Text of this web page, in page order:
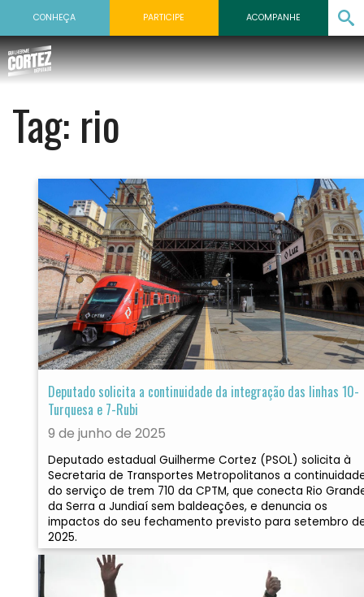
CONHEÇA PARTICIPE ACOMPANHE
Tag: rio
Deputado solicita a continuidade da integração das linhas 10-
Turquesa e 7-Rubi
9 de junho de 2025
Deputado estadual Guilherme Cortez (PSOL) solicita à
Secretaria de Transportes Metropolitanos a
do serviço de trem 710 da CPTM, que conecta Rio
da Serra a Jundiaí sem baldeações, e denuncia os
impactos do seu fechamento previsto para setembro
2025.